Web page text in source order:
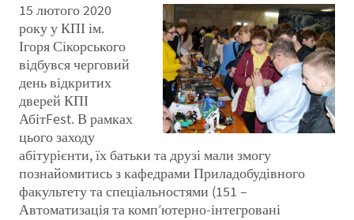
15 лютого 2020
року у КПІ ім.
Ігоря Сікорського
відбувся черговий
день відкритих
дверей КПІ
АбітFest. В рамках
цього заходу
абітурієнти, їх батьки та друзі мали змогу
познайомитись з кафедрами Приладобудівного
факультету та спеціальностями (151 –
Автоматизація та комп’ютерно-інтегровані